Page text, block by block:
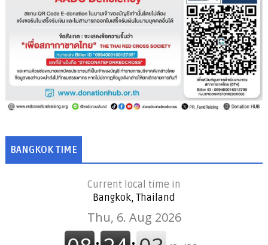
BANGKOK TIME
Current local time in
Bangkok, Thailand